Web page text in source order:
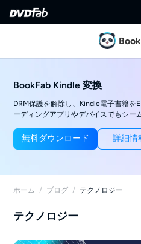
BookFab Kindle 変換
DRM保護を解除し、Kindle電子書籍を
ーディングアプリやデバイスでもシー
無料ダウンロード 詳細情
ホーム / ブログ / テクノロジー
テクノロジー